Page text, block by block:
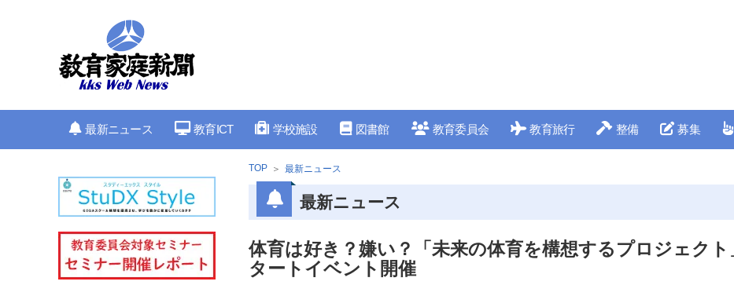
最新ニュース 教育ICT 学校施設 図書館 教育委員会 教育旅行 整備 募集
TOP 最新ニュース
最新ニュース
体育は好き？嫌い？「未来の体育を構想するプロジェクト
タートイベント開催